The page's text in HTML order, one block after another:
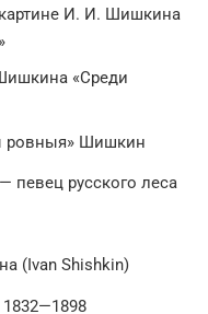
И. И. Шишкина
«Среди
ровныя» Шишкин
русского леса
(Ivan Shishkin)